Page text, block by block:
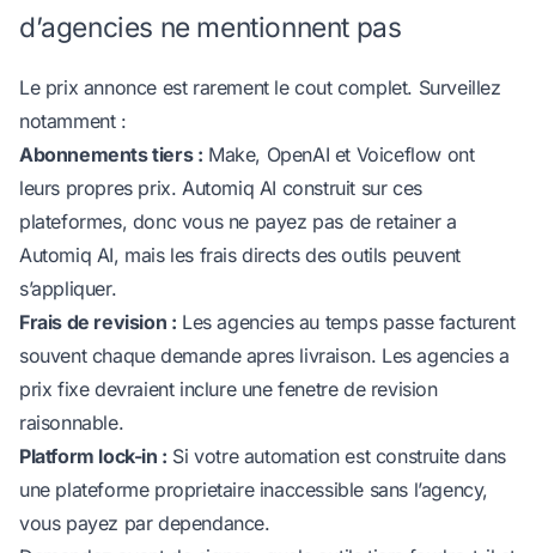
d’agencies ne mentionnent pas
Le prix annonce est rarement le cout complet. Surveillez
notamment :
Abonnements tiers : Make, OpenAI et Voiceflow ont
leurs propres prix. Automiq AI construit sur ces
plateformes, donc vous ne payez pas de retainer a
Automiq AI, mais les frais directs des outils peuvent
s’appliquer.
Frais de revision : Les agencies au temps passe facturent
souvent chaque demande apres livraison. Les agencies a
prix fixe devraient inclure une fenetre de revision
raisonnable.
Platform lock-in : Si votre automation est construite dans
une plateforme proprietaire inaccessible sans l’agency,
vous payez par dependance.